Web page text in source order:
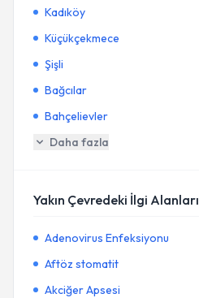
Kadıköy
Küçükçekmece
Şişli
Bağcılar
Bahçelievler
Daha fazla
Yakın Çevredeki İlgi Alanları
Adenovirus Enfeksiyonu
Aftöz stomatit
Akciğer Apsesi